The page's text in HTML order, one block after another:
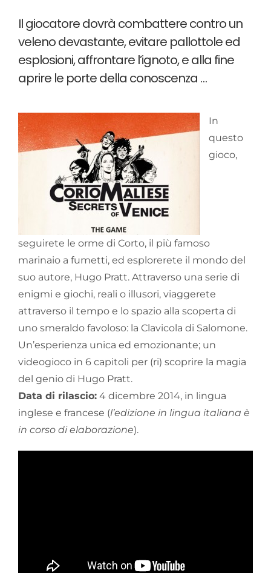
Il giocatore dovrà combattere contro un
veleno devastante, evitare pallottole ed
esplosioni, affrontare l’ignoto, e alla fine
aprire le porte della conoscenza …
In
questo
gioco,
seguirete le orme di Corto, il più famoso
marinaio a fumetti, ed esplorerete il mondo del
suo autore, Hugo Pratt. Attraverso una serie di
enigmi e giochi, reali o illusori, viaggerete
attraverso il tempo e lo spazio alla scoperta di
uno smeraldo favoloso: la Clavicola di Salomone.
Un’esperienza unica ed emozionante; un
videogioco in 6 capitoli per (ri) scoprire la magia
del genio di Hugo Pratt.
Data di rilascio: 4 dicembre 2014, in lingua
inglese e francese (l’edizione in lingua italiana è
in corso di elaborazione).